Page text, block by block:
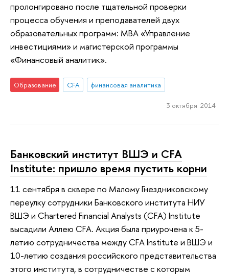
пролонгировано после тщательной проверки
процесса обучения и преподавателей двух
образовательных программ: МВА «Управление
инвестициями» и магистерской программы
«Финансовый аналитик».
Образование CFA финансовая аналитика
3 октября 2014
Банковский институт ВШЭ и CFA
Institute: пришло время пустить корни
11 сентября в сквере по Малому Гнездниковскому
переулку сотрудники Банковского института НИУ
ВШЭ и Chartered Financial Analysts (CFA) Institute
высадили Аллею CFA. Акция была приурочена к 5-
летию сотрудничества между CFA Institute и ВШЭ и
10-летию создания российского представительства
этого института, в сотрудничестве с которым